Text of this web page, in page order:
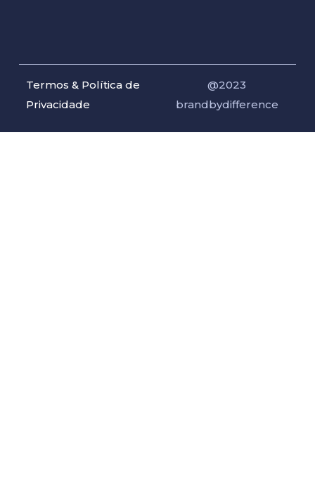
Termos & Política de
Privacidade
@2023
brandbydifference